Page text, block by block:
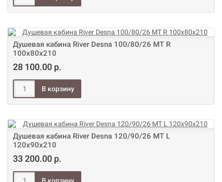
Душевая кабина River Desna 100/80/26 МТ R
100х80х210
28 100.00 р.
Душевая кабина River Desna 120/90/26 МТ L
120х90х210
33 200.00 р.